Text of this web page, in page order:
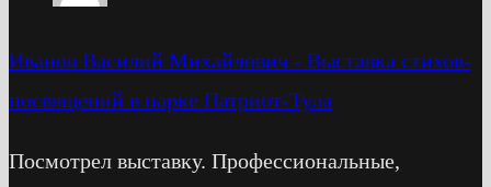
Иванов Василий Михайлович - Выставка стихов-
посвящений в парке Патриот-Тула
Посмотрел выставку. Профессиональные,